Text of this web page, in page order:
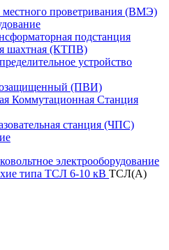
проветривания (ВМЭ)
подстанция
шахтная (КТПВ)
устройство
(ПВИ)
Коммутационная Станция
станция (ЧПС)
электрооборудование
типа ТСЛ 6-10 кВ ТСЛ(А)